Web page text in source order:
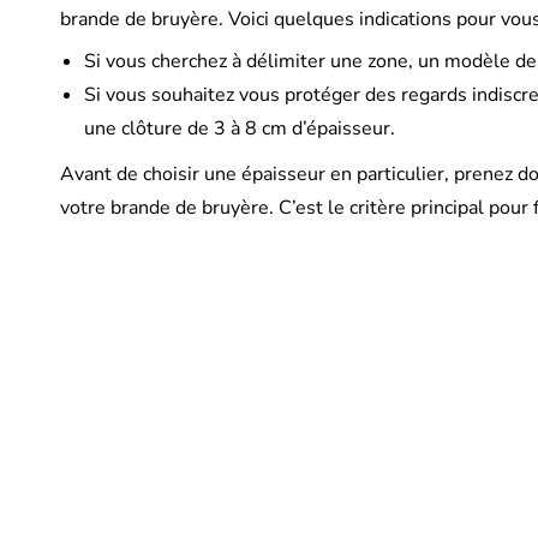
brande de bruyère. Voici quelques indications pour
Si vous cherchez à délimiter une zone, un modèle
Si vous souhaitez vous protéger des regards
une clôture de 3 à 8 cm d’épaisseur.
Avant de choisir une épaisseur en particulier, prenez
votre brande de bruyère. C’est le critère principal pour